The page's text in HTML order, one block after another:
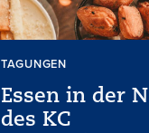
TAGUNGEN
Essen in der
des KC